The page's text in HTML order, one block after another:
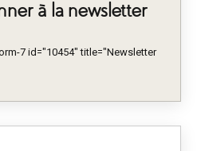
à la newsletter
7 id="10454" title="Newsletter